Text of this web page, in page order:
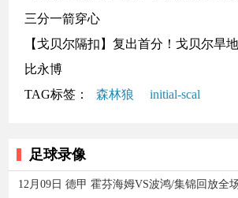
三分一箭穿心
【戈贝尔隔扣】复出首分！戈贝尔旱
比永博
TAG标签：
森林狼 initial-scal
足球录像
12月09日 德甲 霍芬海姆VS波鸿/集锦回放全